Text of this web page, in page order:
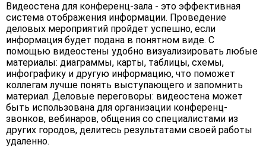
Видеостена для конференц-зала - это эффективная
система отображения информации. Проведение
деловых мероприятий пройдет успешно, если
информация будет подана в понятном виде. С
помощью видеостены удобно визуализировать любые
материалы: диаграммы, карты, таблицы, схемы,
инфографику и другую информацию, что поможет
коллегам лучше понять выступающего и запомнить
материал. Деловые переговоры: видеостена может
быть использована для организации конференц-
звонков, вебинаров, общения со специалистами из
других городов, делитесь результатами своей работы
удаленно.